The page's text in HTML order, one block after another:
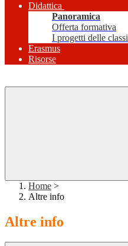
Didattica
Panoramica
Offerta formativa
I progetti delle classi
Erasmus
Risorse
Home >
Altre info
Altre info